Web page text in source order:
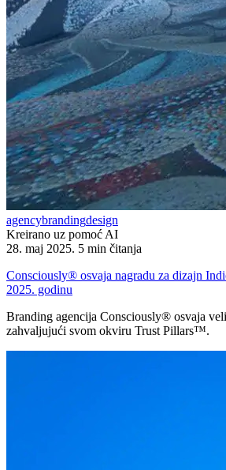
agencybrandingdesign
Kreirano uz pomoć AI
28. maj 2025. 5 min čitanja
Consciously® osvaja nagradu za dizajn
2025. godinu
Branding agencija Consciously® osvaja
zahvaljujući svom okviru Trust Pillars™.